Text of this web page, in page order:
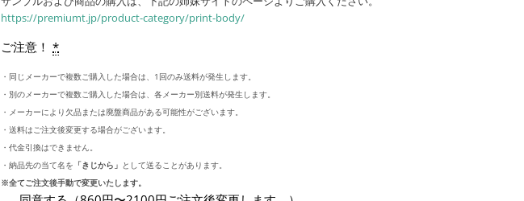
https://premiumt.jp/product-category/print-body/
ご注意！ *
・同じメーカーで複数ご購入した場合は、1回のみ送料が発生します。
・別のメーカーで複数ご購入した場合は、各メーカー別送料が発生します。
・メーカーにより欠品または廃盤商品がある可能性がございます。
・送料はご注文後変更する場合がございます。
・代金引換はできません。
・納品先の当て名を 「きじから」 として送ることがあります。
※全てご注文後手動で変更いたします。